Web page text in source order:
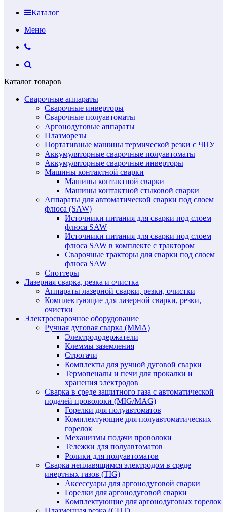
Каталог
Меню
Каталог товаров
Сварочные аппараты
Сварочные инверторы
Сварочные полуавтоматы
Аргонодуговые аппараты
Плазморезы
Портативные машины термической резки с ЧПУ
Аккумуляторные сварочные полуавтоматы
Аккумуляторные сварочные инверторы
Машины контактной сварки
Машины контактной сварки
Машины контактной стыковой сварки
Аппараты для автоматической сварки под слоем
флюса (SAW)
Источники питания для сварки под слоем
флюса SAW
Источники питания для сварки под слоем
флюса SAW в комплекте с трактором
Сварочные тракторы для сварки под слоем
флюса SAW
Споттеры
Лазерная сварка, резка и очистка
Аппараты лазерной сварки, резки, очистки
Комплектующие для лазерной сварки, резки,
очистки
Электросварочное оборудование
Ручная дуговая сварка (MMA)
Электрододержатели
Клеммы заземления
Строгачи
Комплекты для ручной дуговой сварки
Термопеналы и печи для прокалки и
хранения электродов
Сварка в среде защитного газа с автоматической
подачей проволоки (MIG/MAG)
Горелки для полуавтоматов
Комплектующие для полуавтоматических
горелок
Механизмы подачи проволоки
Тележки для полуавтоматов
Ролики для полуавтоматов
Сварка неплавящимся электродом в среде
инертных газов (TIG)
Аксессуары для аргонодуговой сварки
Горелки для аргонодуговой сварки
Комплектующие для аргонодуговых горелок